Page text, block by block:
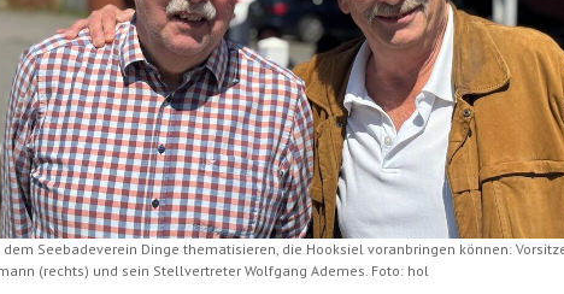
Seebadeverein Dinge thematisieren, die Hooksiel voranbringen können:
(rechts) und sein Stellvertreter Wolfgang Ademes. Foto: hol